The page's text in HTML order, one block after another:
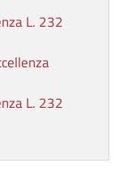
L. 232
L. 232